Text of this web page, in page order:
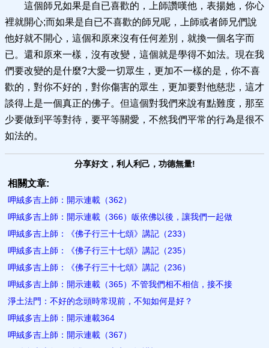
這個師兄如果是自已喜歡的，上師讚嘆他，表揚她，你心
裡就開心;而如果是自已不喜歡的師兄呢，上師或者師兄們說
他好就不開心，這個和原來沒有任何差別，就換一個名字而
已。還和原來一樣，沒有改變，這個就是學得不如法。現在我
們要改變的是什麼?大愛一切眾生，更加不一樣的是，你不喜
歡的，對你不好的，對你傷害的眾生，更加要對他慈悲，這才
談得上是一個真正的佛子。但這個對我們來說有點難度，那至
少要做到平等對待，要平等關愛，不然我們平常的行為是很不
如法的。
分享好文，利人利己，功德無量!
相關文章:
呷絨多吉上師：開示連載（362）
呷絨多吉上師：開示連載（366）皈依佛以後，讓我們一起做
呷絨多吉上師：《佛子行三十七頌》講記（233）
呷絨多吉上師：《佛子行三十七頌》講記（235）
呷絨多吉上師：《佛子行三十七頌》講記（236）
呷絨多吉上師：開示連載（365）不管我們相不相信，接不接
淨土法門：不好的念頭時常現前，不知如何是好？
呷絨多吉上師：開示連載364
呷絨多吉上師：開示連載（367）